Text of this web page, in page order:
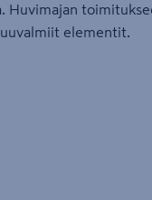
Huvimajan
elementit.